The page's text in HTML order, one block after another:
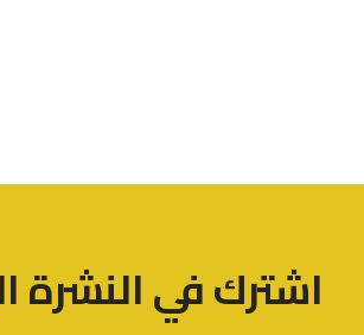
اشترك في النشرة